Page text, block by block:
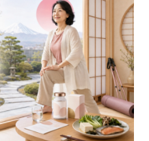
Viên uống hỗ trợ bền thành
mạch, ngừa tai biến Elastin Plus
& Nattokinase Hokoen 80 viên
0
980.000 đ